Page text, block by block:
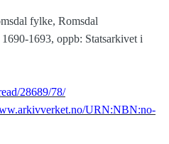
fylke, Romsdal
1693, oppb: Statsarkivet i
28689/78/
URN:NBN:no-